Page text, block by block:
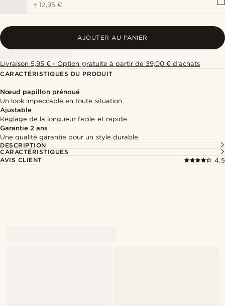
+12,95 €
AJOUTER AU PANIER
Livraison 5,95 € - Option gratuite à partir de 39,00 € d'achats
CARACTÉRISTIQUES DU PRODUIT
Nœud papillon prénoué
Un look impeccable en toute situation
Ajustable
Réglage de la longueur facile et rapide
Garantie 2 ans
Une qualité garantie pour un style durable.
DESCRIPTION
CARACTÉRISTIQUES
AVIS CLIENT
4.5